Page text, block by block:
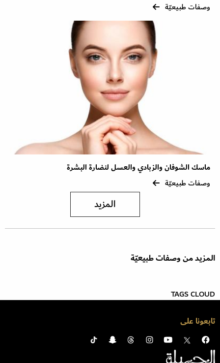
وصفات طبيعيّة
ماسك الشوفان والزبادي والعسل لنضارة البشرة
وصفات طبيعيّة
المزيد
المزيد من وصفات طبيعيّة
TAGS CLOUD
تابعونا على